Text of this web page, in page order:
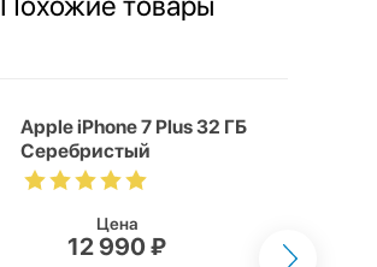
Apple iPhone 7 Plus 32 ГБ
Серебристый
Цена
12 990 ₽